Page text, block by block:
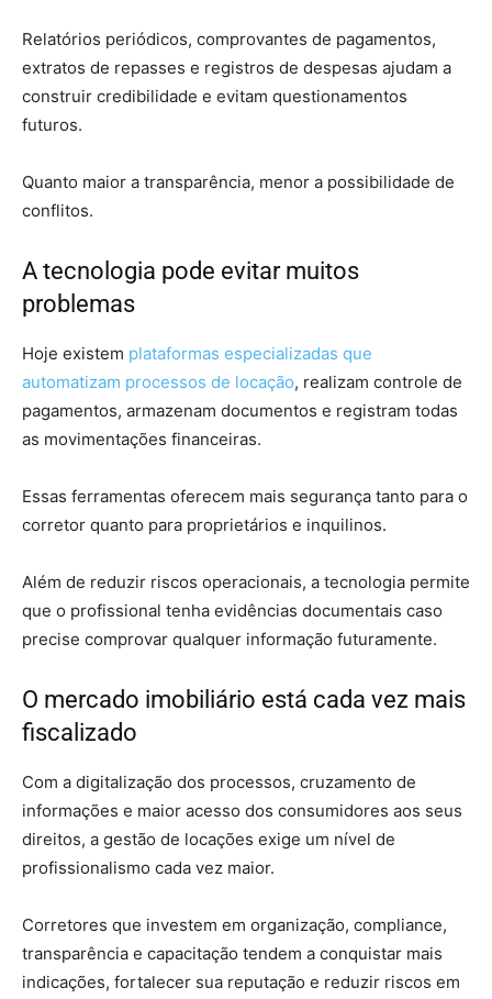
Relatórios periódicos, comprovantes de pagamentos,
extratos de repasses e registros de despesas ajudam a
construir credibilidade e evitam questionamentos
futuros.
Quanto maior a transparência, menor a possibilidade de
conflitos.
A tecnologia pode evitar muitos
problemas
Hoje existem plataformas especializadas que
automatizam processos de locação, realizam controle de
pagamentos, armazenam documentos e registram todas
as movimentações financeiras.
Essas ferramentas oferecem mais segurança tanto para o
corretor quanto para proprietários e inquilinos.
Além de reduzir riscos operacionais, a tecnologia permite
que o profissional tenha evidências documentais caso
precise comprovar qualquer informação futuramente.
O mercado imobiliário está cada vez mais
fiscalizado
Com a digitalização dos processos, cruzamento de
informações e maior acesso dos consumidores aos seus
direitos, a gestão de locações exige um nível de
profissionalismo cada vez maior.
Corretores que investem em organização, compliance,
transparência e capacitação tendem a conquistar mais
indicações, fortalecer sua reputação e reduzir riscos em